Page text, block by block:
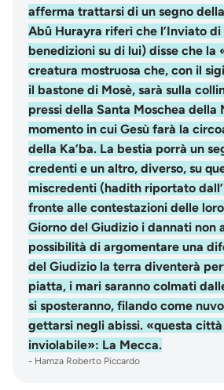
afferma trattarsi di un segno
Abû Hurayra riferì che l’Inviato
benedizioni su di lui) disse che la
creatura mostruosa che, con il
il bastone di Mosè, sarà sulla
pressi della Santa Moschea della
momento in cui Gesù farà la
della Ka’ba. La bestia porrà un
credenti e un altro, diverso, su
miscredenti (hadith riportato
fronte alle contestazioni delle
Giorno del Giudizio i dannati non
possibilità di argomentare una
del Giudizio la terra diventerà
piatta, i mari saranno colmati
si sposteranno, filando come
gettarsi negli abissi. «questa città
inviolabile»: La Mecca.
- Hamza Roberto Piccardo